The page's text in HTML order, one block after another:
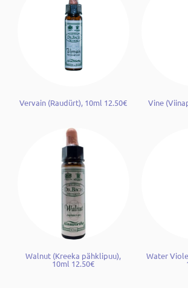
Vervain (Raudürt), 10ml 12.50€ Vine
Walnut (Kreeka pähklipuu),
10ml 12.50€
Water